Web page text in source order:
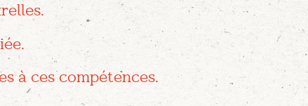
à ces compétences.